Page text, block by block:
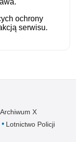
ochrony
serwisu.
Archiwum X
Lotnictwo Policji